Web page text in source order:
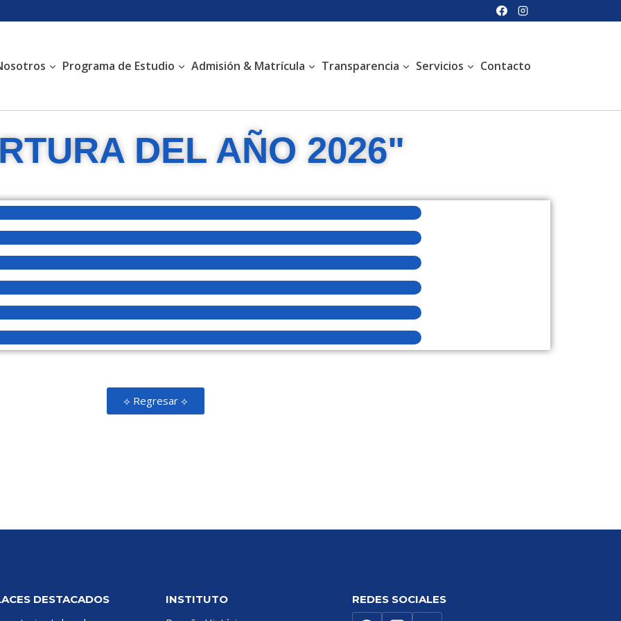
Programa de Estudio Admisión & Matrícula Transparencia Servicios Contacto
DEL AÑO 2026"
⟡ Regresar ⟡
DESTACADOS INSTITUTO REDES SOCIALES